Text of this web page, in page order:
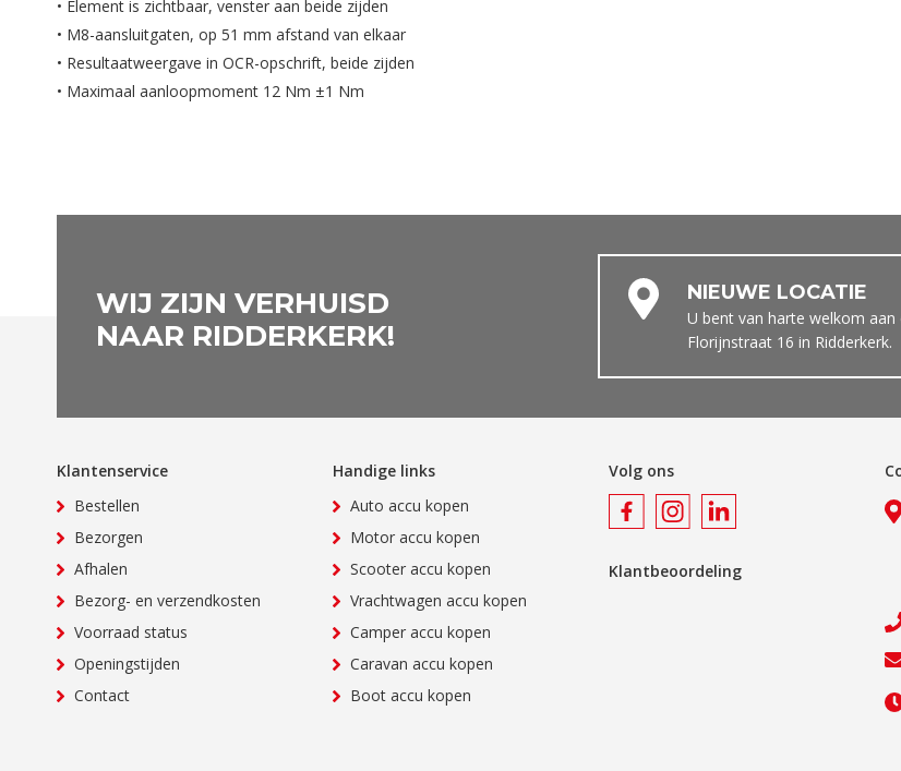
• Element is zichtbaar, venster aan beide zijden
• M8-aansluitgaten, op 51 mm afstand van elkaar
• Resultaatweergave in OCR-opschrift, beide zijden
• Maximaal aanloopmoment 12 Nm ±1 Nm
WIJ ZIJN VERHUISD
NAAR RIDDERKERK!
NIEUWE LOCATIE
U bent van harte welkom aan
Florijnstraat 16 in Ridderkerk.
Klantenservice
Bestellen
Bezorgen
Afhalen
Bezorg- en verzendkosten
Voorraad status
Openingstijden
Contact
Handige links
Auto accu kopen
Motor accu kopen
Scooter accu kopen
Vrachtwagen accu kopen
Camper accu kopen
Caravan accu kopen
Boot accu kopen
Volg ons
Klantbeoordeling